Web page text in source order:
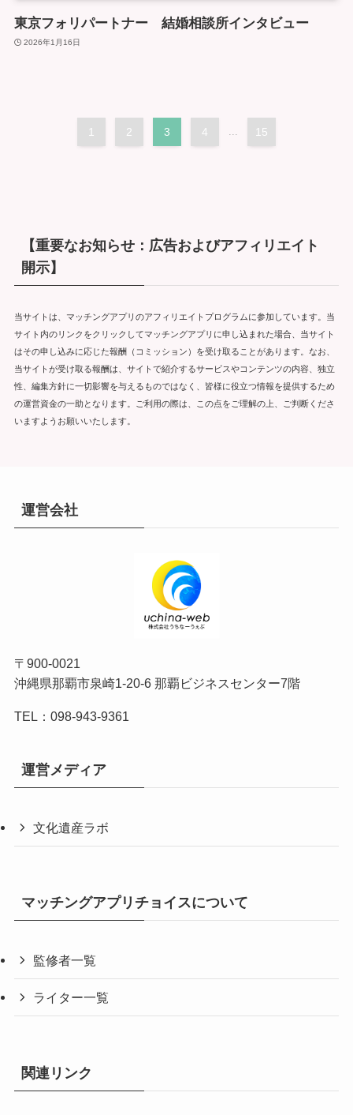
東京フォリパートナー 結婚相談所インタビュー
2026年1月16日
1 2 3 4 ... 15
【重要なお知らせ：広告およびアフィリエイト
開示】
当サイトは、マッチングアプリのアフィリエイトプログラムに参加しています。当
サイト内のリンクをクリックしてマッチングアプリに申し込まれた場合、当サイト
はその申し込みに応じた報酬（コミッション）を受け取ることがあります。なお、
当サイトが受け取る報酬は、サイトで紹介するサービスやコンテンツの内容、独立
性、編集方針に一切影響を与えるものではなく、皆様に役立つ情報を提供するため
の運営資金の一助となります。ご利用の際は、この点をご理解の上、ご判断くださ
いますようお願いいたします。
運営会社
〒900-0021
沖縄県那覇市泉崎1-20-6 那覇ビジネスセンター7階
TEL：098-943-9361
運営メディア
文化遺産ラボ
マッチングアプリチョイスについて
監修者一覧
ライター一覧
関連リンク